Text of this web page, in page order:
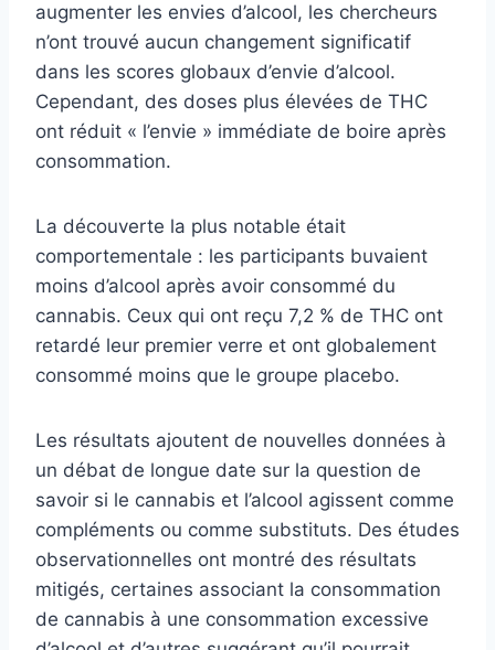
augmenter les envies d’alcool, les chercheurs
n’ont trouvé aucun changement significatif
dans les scores globaux d’envie d’alcool.
Cependant, des doses plus élevées de THC
ont réduit « l’envie » immédiate de boire après
consommation.
La découverte la plus notable était
comportementale : les participants buvaient
moins d’alcool après avoir consommé du
cannabis. Ceux qui ont reçu 7,2 % de THC ont
retardé leur premier verre et ont globalement
consommé moins que le groupe placebo.
Les résultats ajoutent de nouvelles données à
un débat de longue date sur la question de
savoir si le cannabis et l’alcool agissent comme
compléments ou comme substituts. Des études
observationnelles ont montré des résultats
mitigés, certaines associant la consommation
de cannabis à une consommation excessive